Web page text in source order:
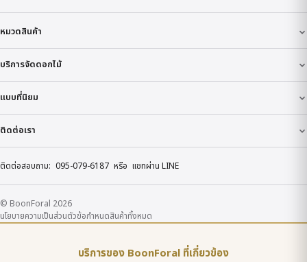
หมวดสินค้า
บริการจัดดอกไม้
แบบที่นิยม
ติดต่อเรา
ติดต่อสอบถาม: 095-079-6187 หรือ แชทผ่าน LINE
© BoonForal 2026
นโยบายความเป็นส่วนตัวข้อกำหนดสินค้าทั้งหมด
บริการของ BoonForal ที่เกี่ยวข้อง